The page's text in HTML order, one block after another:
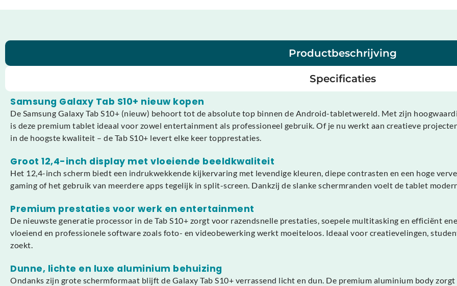
Productbeschrijving
Specificaties
Samsung Galaxy Tab S10+ nieuw kopen
De Samsung Galaxy Tab S10+ (nieuw) behoort tot de absolute top binnen de Android-tabletwereld. Met zijn
is deze premium tablet ideaal voor zowel entertainment als professioneel gebruik. Of je nu werkt aan creatieve
in de hoogste kwaliteit – de Tab S10+ levert elke keer topprestaties.
Groot 12,4-inch display met vloeiende beeldkwaliteit
Het 12,4-inch scherm biedt een indrukwekkende kijkervaring met levendige kleuren, diepe contrasten en een hoge
gaming of het gebruik van meerdere apps tegelijk in split-screen. Dankzij de slanke schermranden voelt de tablet
Premium prestaties voor werk en entertainment
De nieuwste generatie processor in de Tab S10+ zorgt voor razendsnelle prestaties, soepele multitasking en efficiënt
vloeiend en professionele software zoals foto- en videobewerking werkt moeiteloos. Ideaal voor creatievelingen,
zoekt.
Dunne, lichte en luxe aluminium behuizing
Ondanks zijn grote schermformaat blijft de Galaxy Tab S10+ verrassend licht en dun. De premium aluminium body